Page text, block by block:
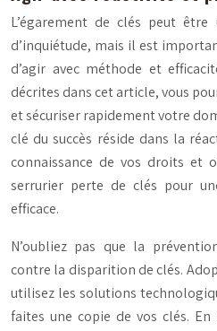
L’égarement de clés peut
d’inquiétude, mais il est
d’agir avec méthode et
décrites dans cet article, vous
et sécuriser rapidement votre
clé du succès réside dans la
connaissance de vos droits et
serrurier perte de clés pour
efficace.
N’oubliez pas que la
contre la disparition de clés.
utilisez les solutions
faites une copie de vos clés.